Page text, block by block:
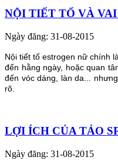
NỘI TIẾT TỐ VÀ
Ngày đăng: 31-08-2015
Nội tiết tố estrogen nữ chính
đến hằng ngày, hoặc quan
đến vóc dáng, làn da...
rõ.
LỢI ÍCH CỦA TẢO
Ngày đăng: 31-08-2015